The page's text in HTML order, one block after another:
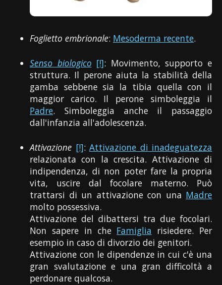
Foglietto embrionale: Mesoderma recente.
Senso biologico [!]: Movimento, supporto e
struttura. Il perone aiuta la stabilità della
gamba sebbene sia la tibia quella con il
maggior carico. Il perone simboleggia il
Padre. Simboleggia anche il passaggio
dall'infanzia all'adolescenza.
Attivazione [!]: Attivazione di inadeguatezza
relazionata con la crescita. Attivazione di
indipendenza, di non poter fare la propria
vita, uscire dal focolare materno. Può
trattarsi di un attivazione con una Madre
molto possessiva.
Attivazione del dibattersi tra due focolari.
Non sapere in che Famiglia risiedere. Per
esempio in caso di divorzio dei genitori.
Attivazione con le dipendenze in cui c'è una
gran svalutazione e una gran difficoltà a
perdonare qualcosa.